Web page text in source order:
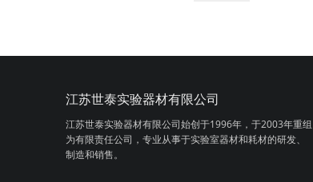
江苏世泰实验器材有限公司
江苏世泰实验器材有限公司始创于1996年， 于2003年重组
为有限责任公司，专业从事于实验室器材和耗材的研发、
制造和销售。